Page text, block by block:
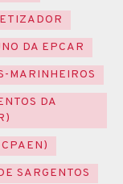
DA EPCAR
MARINHEIROS
DA
SARGENTOS